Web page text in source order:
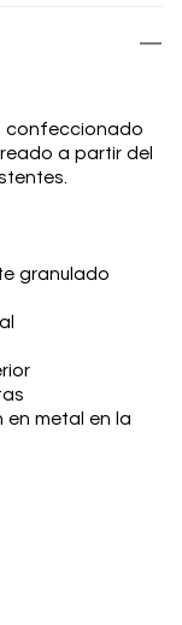
confeccionado
a partir del
granulado
en metal en la